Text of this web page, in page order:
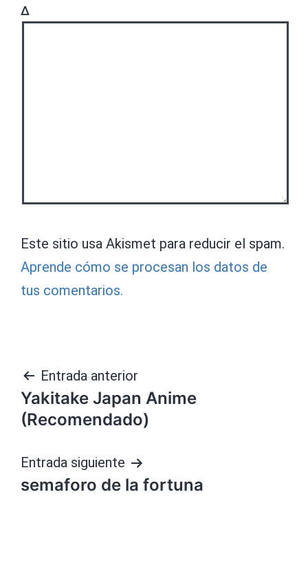
Δ
Este sitio usa Akismet para reducir el spam.
Aprende cómo se procesan los datos de
tus comentarios.
Navegación
de
Entrada anterior
Yakitake Japan Anime
(Recomendado)
Entrada siguiente
semaforo de la fortuna